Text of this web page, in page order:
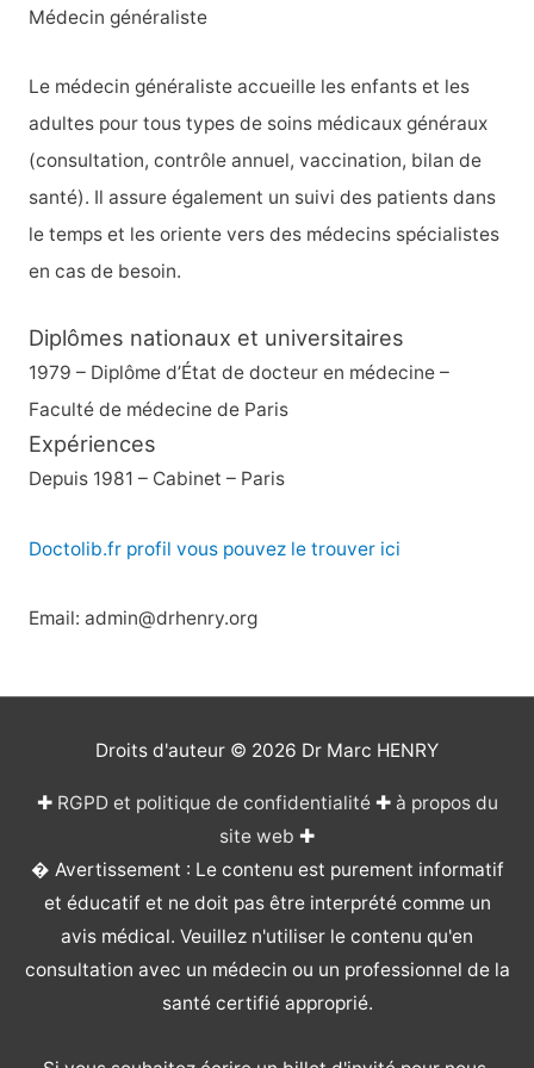
Médecin généraliste
Le médecin généraliste accueille les enfants et les
adultes pour tous types de soins médicaux généraux
(consultation, contrôle annuel, vaccination, bilan de
santé). Il assure également un suivi des patients dans
le temps et les oriente vers des médecins spécialistes
en cas de besoin.
Diplômes nationaux et universitaires
1979 – Diplôme d’État de docteur en médecine –
Faculté de médecine de Paris
Expériences
Depuis 1981 – Cabinet – Paris
Doctolib.fr profil vous pouvez le trouver ici
Email: admin@drhenry.org
Droits d'auteur © 2026 Dr Marc HENRY
✚ RGPD et politique de confidentialité✚ à propos du
site web ✚
� Avertissement : Le contenu est purement informatif
et éducatif et ne doit pas être interprété comme un
avis médical. Veuillez n'utiliser le contenu qu'en
consultation avec un médecin ou un professionnel de la
santé certifié approprié.